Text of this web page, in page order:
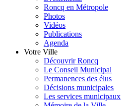
Roncq en Métropole
Photos
Vidéos
Publications
Agenda
Votre Ville
Découvrir Roncq
Le Conseil Municipal
Permanences des élus
Décisions municipales
Les services municipaux